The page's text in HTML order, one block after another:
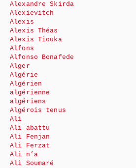
Alexandre Skirda
Alexievitch
Alexis
Alexis Théas
Alexis Tiouka
Alfons
Alfonso Bonafede
Alger
Algérie
Algérien
algérienne
algériens
Algérois tenus
Ali
Ali abattu
Ali Fenjan
Ali Ferzat
Ali n’a
Ali Soumaré